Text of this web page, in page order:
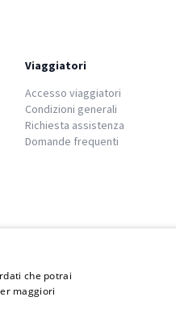
Viaggiatori
Accesso viaggiatori
Condizioni generali
Richiesta assistenza
Domande frequenti
che potrai
maggiori